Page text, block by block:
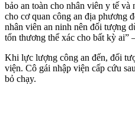
bảo an toàn cho nhân viên y tế
cho cơ quan công an địa phương
nhân viên an ninh nên đối tượng
tổn thương thể xác cho bất kỳ ai”
Khi lực lượng công an đến, đối
viện. Cô gái nhập viện cấp cứu
bỏ chạy.